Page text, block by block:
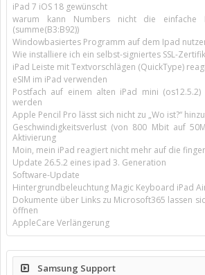
iPad 7 iOS 18 gewünscht
warum kann Numbers nicht die einfache
(summe(B3:B92))
Windowbasiertes Programm auf dem Ipad
Wie installiere ich ein selbst-signiertes SSL-
iPad Leiste mit Textvorschlägen (QuickType)
eSIM im iPad verwenden
Postfach auf einem alten iPad mini
werden
Apple Pencil Pro lässt sich nicht zu „Wo ist?“
Geschwindigkeitsverlust (von 800 Mbit auf
Aktivierung
Moin, mein iPad reagiert nicht mehr auf die
Update 26.5.2 eines ipad 3. Generation
Software-Update
Hintergrundbeleuchtung Magic Keyboard iPad Air
Dokumente über Links zu Microsoft365 lassen
öffnen
AppleCare Verlängerung
Samsung Support